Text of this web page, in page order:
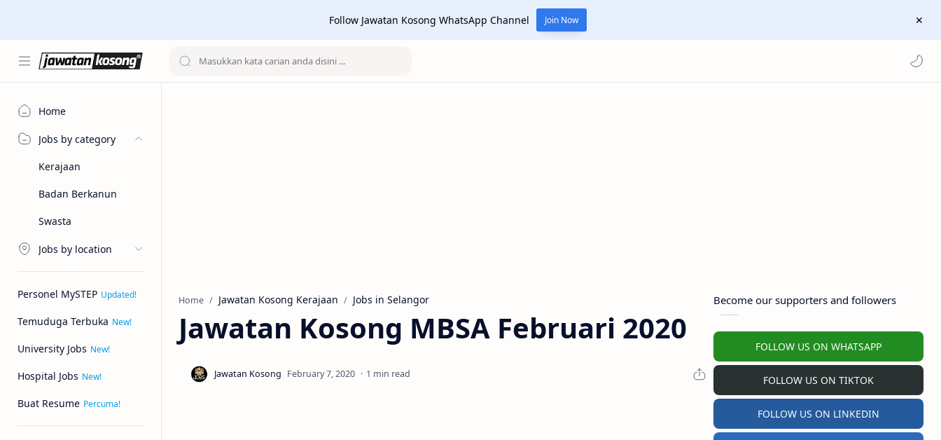
Follow Jawatan Kosong WhatsApp Channel Join Now
Home
Jobs by category
Kerajaan
Badan Berkanun
Swasta
Jobs by location
Personel MySTEP
Temuduga Terbuka
University Jobs
Hospital Jobs
Buat Resume
Home Jawatan Kosong Kerajaan Jobs in Selangor
Jawatan Kosong MBSA Februari 2020
1 min read
Become our supporters and followers
FOLLOW US ON WHATSAPP
FOLLOW US ON TIKTOK
FOLLOW US ON LINKEDIN